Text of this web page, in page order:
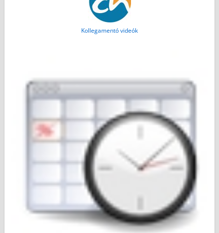
Kollegamentó videók